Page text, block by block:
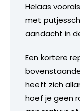
Helaas
met
aandacht in
Een kortere
heeft zich
hoef je geen